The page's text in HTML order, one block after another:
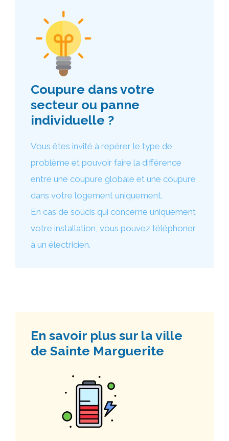
Coupure dans votre
secteur ou panne
individuelle ?
Vous êtes invité à repérer le type de
problème et pouvoir faire la différence
entre une coupure globale et une coupure
dans votre logement uniquement.
En cas de soucis qui concerne uniquement
votre installation, vous pouvez téléphoner
à un électricien.
En savoir plus sur la ville
de Sainte Marguerite